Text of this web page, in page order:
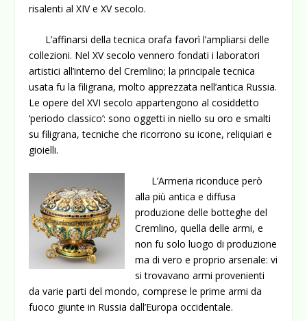
risalenti al XIV e XV secolo.
L’affinarsi della tecnica orafa favorì l’ampliarsi delle
collezioni. Nel XV secolo vennero fondati i laboratori
artistici all’interno del Cremlino; la principale tecnica
usata fu la filigrana, molto apprezzata nell’antica Russia.
Le opere del XVI secolo appartengono al cosiddetto
‘periodo classico’: sono oggetti in niello su oro e smalti
su filigrana, tecniche che ricorrono su icone, reliquiari e
gioielli.
L’Armeria riconduce però
alla più antica e diffusa
produzione delle botteghe del
Cremlino, quella delle armi, e
non fu solo luogo di produzione
ma di vero e proprio arsenale: vi
si trovavano armi provenienti
da varie parti del mondo, comprese le prime armi da
fuoco giunte in Russia dall’Europa occidentale.